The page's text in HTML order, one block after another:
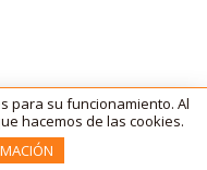
para su funcionamiento. Al
hacemos de las cookies.